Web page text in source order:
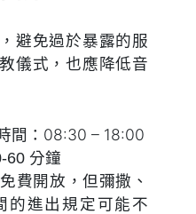
避免過於暴露的服
儀式，也應降低音
間：08:30 – 18:00
60 分鐘
費開放，但彌撒、
的進出規定可能不